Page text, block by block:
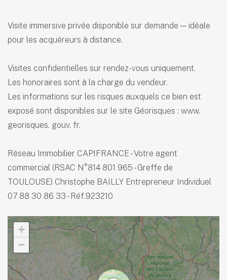
+
−
Visite immersive privée disponible sur demande — idéale
pour les acquéreurs à distance.
Visites confidentielles sur rendez-vous uniquement.
Les honoraires sont à la charge du vendeur.
Les informations sur les risques auxquels ce bien est
exposé sont disponibles sur le site Géorisques : www.
georisques. gouv. fr.
Réseau Immobilier CAPIFRANCE - Votre agent
commercial (RSAC N°814 801 965 - Greffe de
TOULOUSE) Christophe BAILLY Entrepreneur Individuel
07 88 30 86 33 - Réf.923210